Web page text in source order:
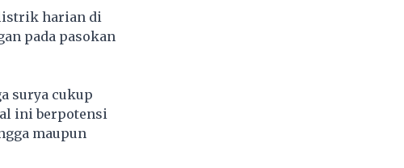
harian di
pada pasokan
surya cukup
ini berpotensi
maupun